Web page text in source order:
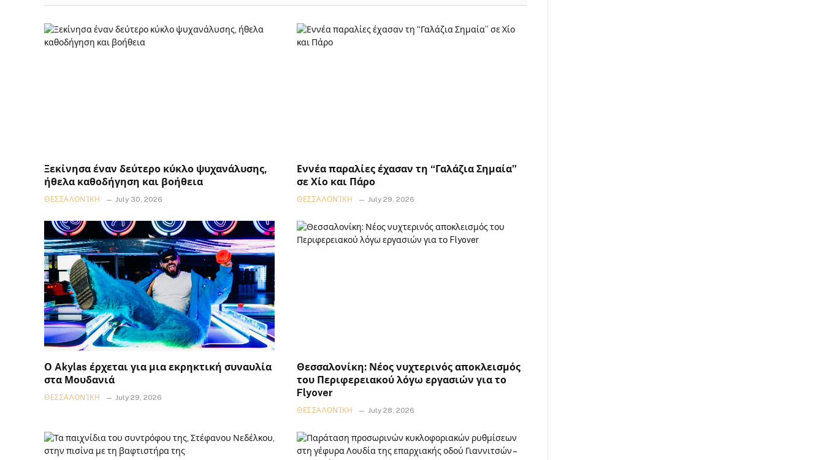
Ξεκίνησα έναν δεύτερο κύκλο ψυχανάλυσης,
ήθελα καθοδήγηση και βοήθεια
ΘΕΣΣΑΛΟΝΊΚΗ July 30, 2026
Εννέα παραλίες έχασαν τη “Γαλάζια Σημαία”
σε Χίο και Πάρο
ΘΕΣΣΑΛΟΝΊΚΗ July 29, 2026
Ο Akylas έρχεται για μια εκρηκτική συναυλία
στα Μουδανιά
ΘΕΣΣΑΛΟΝΊΚΗ July 29, 2026
Θεσσαλονίκη: Νέος νυχτερινός αποκλεισμός
του Περιφερειακού λόγω εργασιών για το
Flyover
ΘΕΣΣΑΛΟΝΊΚΗ July 28, 2026